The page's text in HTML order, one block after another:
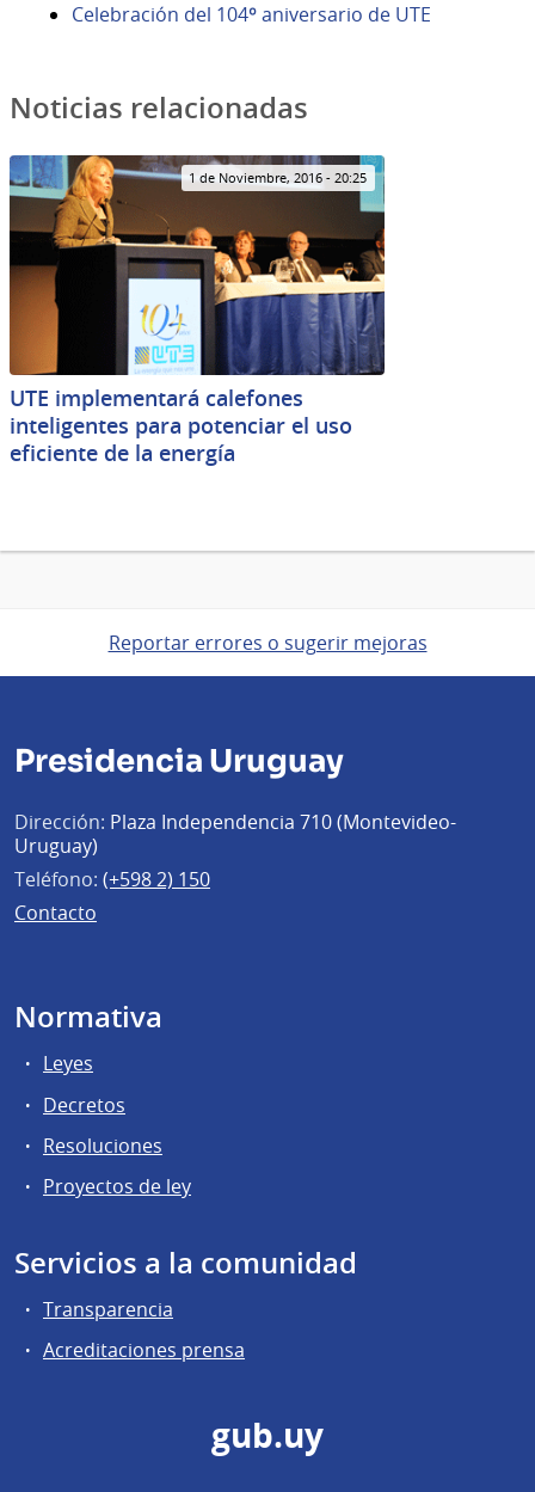
Celebración del 104º aniversario de UTE
Noticias relacionadas
1 de Noviembre, 2016 - 20:25
UTE implementará calefones
inteligentes para potenciar el uso
eficiente de la energía
Reportar errores o sugerir mejoras
Presidencia Uruguay
Dirección: Plaza Independencia 710 (Montevideo-
Uruguay)
Teléfono: (+598 2) 150
Contacto
Normativa
Leyes
Decretos
Resoluciones
Proyectos de ley
Servicios a la comunidad
Transparencia
Acreditaciones prensa
gub.uy